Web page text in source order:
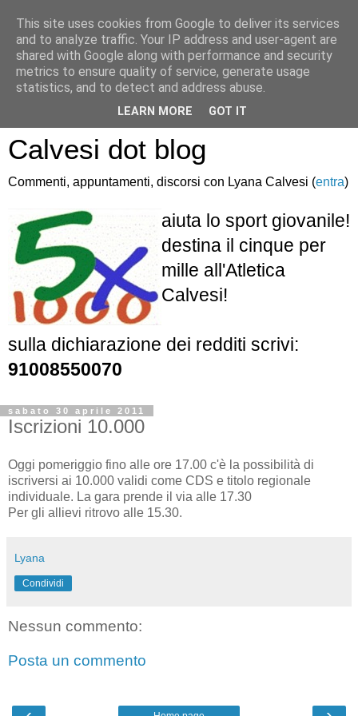
Atletica Sandro
Calvesi dot blog
Commenti, appuntamenti, discorsi con Lyana Calvesi (entra)
aiuta lo sport giovanile!
destina il cinque per
mille all'Atletica
Calvesi!
sulla dichiarazione dei redditi scrivi:
91008550070
sabato 30 aprile 2011
Iscrizioni 10.000
Oggi pomeriggio fino alle ore 17.00 c'è la possibilità di
iscriversi ai 10.000 validi come CDS e titolo regionale
individuale. La gara prende il via alle 17.30
Per gli allievi ritrovo alle 15.30.
Lyana
Condividi
Nessun commento:
Posta un commento
This site uses cookies from Google to deliver its services
and to analyze traffic. Your IP address and user-agent are
shared with Google along with performance and security
metrics to ensure quality of service, generate usage
statistics, and to detect and address abuse.
LEARN MORE GOT IT